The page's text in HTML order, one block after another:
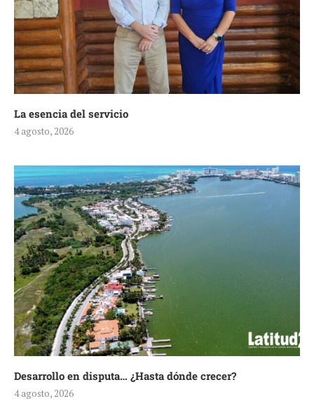
La esencia del servicio
4 agosto, 2026
Desarrollo en disputa… ¿Hasta dónde crecer?
4 agosto, 2026